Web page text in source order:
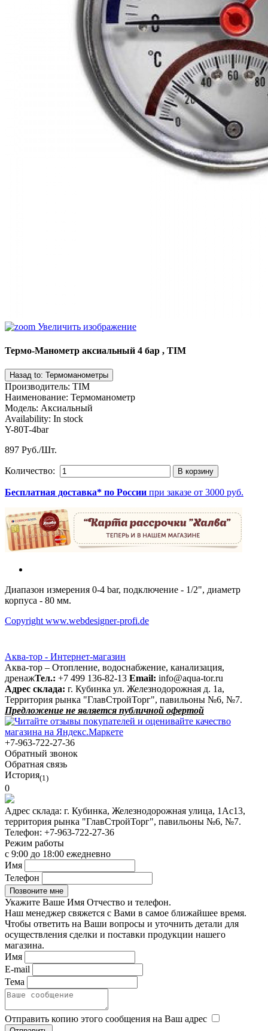
Увеличить изображение
Термо-Манометр аксиальный 4 бар , TIM
Производитель: TIM
Наименование: Термоманометр
Модель: Аксиальный
Availability: In stock
Y-80T-4bar
897 Руб./Шт.
Количество:
Бесплатная доставка* по России при заказе от 3000 руб.
Диапазон измерения 0-4 bar, подключение - 1/2", диаметр
корпуса - 80 мм.
Copyright www.webdesigner-profi.de
Аква-тор - Интернет-магазин
Аква-тор – Отопление, водоснабжение, канализация,
дренажТел.: +7 499 136-82-13 Email: info@aqua-tor.ru
Адрес склада: г. Кубинка ул. Железнодорожная д. 1а,
Территория рынка "ГлавСтройТорг", павильоны №6, №7.
Предложение не является публичной офертой
+7-963-722-27-36
Обратный звонок
Обратная связь
История(1)
0
Адрес склада: г. Кубинка, Железнодорожная улица, 1Ас13,
территория рынка "ГлавСтройТорг", павильоны №6, №7.
Телефон: +7-963-722-27-36
Режим работы
с 9:00 до 18:00 ежедневно
Имя
Телефон
Укажите Ваше Имя Отчество и телефон.
Наш менеджер свяжется с Вами в самое ближайшее время.
Чтобы ответить на Ваши вопросы и уточнить детали для
осуществления сделки и поставки продукции нашего
магазина.
Имя
E-mail
Тема
Отправить копию этого сообщения на Ваш адрес